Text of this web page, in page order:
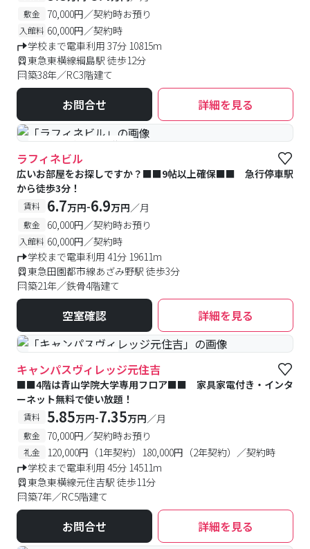
敷金 70,000円／契約時お預り
入館料 60,000円／契約時
学校まで電車利用 37分 10815m
東急東横線綱島駅 徒歩12分
築38年／RC3階建て
お問合せ 詳細を見る
#予約受付中 #空室待ち
ラフィネビル
広いお部屋をお探しですか？■■9帖以上確保■■ 急行停車駅
から徒歩3分！
賃料 6.7万円-6.9万円／月
敷金 60,000円／契約時お預り
入館料 60,000円／契約時
学校まで電車利用 41分 19611m
東急田園都市線あざみ野駅 徒歩3分
築21年／鉄骨4階建て
空室確認 詳細を見る
#女性専用フロアあり
キャンパスヴィレッジ元住吉
■■4階は青山学院大学専用フロア■■ 家具家電付き・インタ
ーネット無料で使い放題！
賃料 5.85万円-7.35万円／月
敷金 70,000円／契約時お預り
礼金
120,000円（1年契約）180,000円（2年契約）／契約時
学校まで電車利用 45分 14511m
東急東横線元住吉駅 徒歩11分
築7年／RC5階建て
お問合せ 詳細を見る